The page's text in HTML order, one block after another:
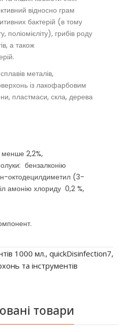
відносно грам
бактерій (в тому
поліомієліту), грибів роду
а також
металів,
із лакофарбовим
пластмаси, скла, дерева
менше 2,2%,
бензалконію
октодецилдиметил (3-
амонію хлориду 0,2 %,
1000 мл., quickDisinfection7,
та інструментів
товари